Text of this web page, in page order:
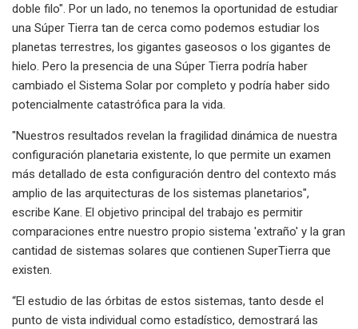
doble filo". Por un lado, no tenemos la oportunidad de estudiar
una Súper Tierra tan de cerca como podemos estudiar los
planetas terrestres, los gigantes gaseosos o los gigantes de
hielo. Pero la presencia de una Súper Tierra podría haber
cambiado el Sistema Solar por completo y podría haber sido
potencialmente catastrófica para la vida.
"Nuestros resultados revelan la fragilidad dinámica de nuestra
configuración planetaria existente, lo que permite un examen
más detallado de esta configuración dentro del contexto más
amplio de las arquitecturas de los sistemas planetarios",
escribe Kane. El objetivo principal del trabajo es permitir
comparaciones entre nuestro propio sistema 'extraño' y la gran
cantidad de sistemas solares que contienen SuperTierra que
existen.
“El estudio de las órbitas de estos sistemas, tanto desde el
punto de vista individual como estadístico, demostrará las